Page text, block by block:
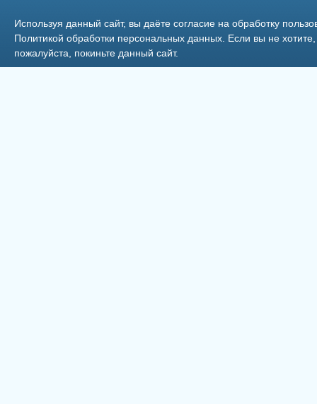
Используя данный сайт, вы даёте согласие на обработку
Политикой обработки персональных данных . Если вы не
пожалуйста, покиньте данный сайт.